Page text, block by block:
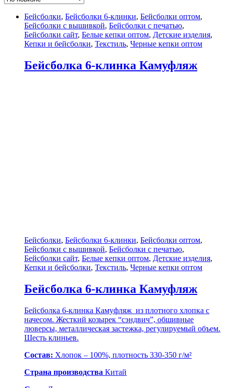
Бейсболки, Бейсболки 6-клинки, Бейсболки оптом,
Бейсболки с вышивкой, Бейсболки с печатью,
Бейсболки сайт, Белые кепки оптом, Детские изделия,
Кепки и бейсболки, Текстиль, Черные кепки оптом
Бейсболка 6-клинка Камуфляж
Бейсболки, Бейсболки 6-клинки, Бейсболки оптом,
Бейсболки с вышивкой, Бейсболки с печатью,
Бейсболки сайт, Белые кепки оптом, Детские изделия,
Кепки и бейсболки, Текстиль, Черные кепки оптом
Бейсболка 6-клинка Камуфляж
Бейсболка 6-клинка Камуфляж из плотного хлопка с
начесом. Жесткий козырек “сэндвич”, обшивные
люверсы, металлическая застежка, регулируемый объем.
Шесть клиньев.
Состав: Хлопок – 100%, плотность 330-350 г/м²
Страна производства Китай